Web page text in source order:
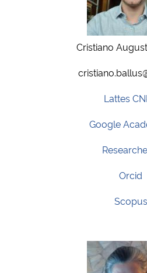
Cristiano
Lattes
Google
Orcid
Scopus